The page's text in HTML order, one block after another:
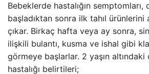
Bebeklerde hastalığın semptomları,
başladıktan sonra ilk tahıl ürünlerini
çıkar. Birkaç hafta veya ay sonra,
ilişkili bulantı, kusma ve ishal gibi
görmeye başlarlar. 2 yaşın
hastalığı belirtileri;